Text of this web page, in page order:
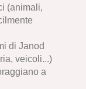
(animali,
di Janod
veicoli...)
a